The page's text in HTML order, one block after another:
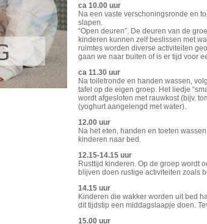
ca 10.00 uur
Na een vaste verschoningsronde en
slapen.
“Open deuren”. De deuren van de
kinderen kunnen zelf beslissen met
ruimtes worden diverse activiteiten
gaan we naar buiten of is er tijd voor
ca 11.30 uur
Na toiletronde en handen wassen,
tafel op de eigen groep. Het liedje
wordt afgesloten met rauwkost (bijv.
(yoghurt aangelengd met water).
12.00 uur
Na het eten, handen en toeten
kinderen naar bed.
12.15-14.15 uur
Rusttijd kinderen. Op de groep wordt
blijven doen rustige activiteiten zoals
14.15 uur
Kinderen die wakker worden uit bed
dit tijdstip een middagslaapje doen.
15.00 uur